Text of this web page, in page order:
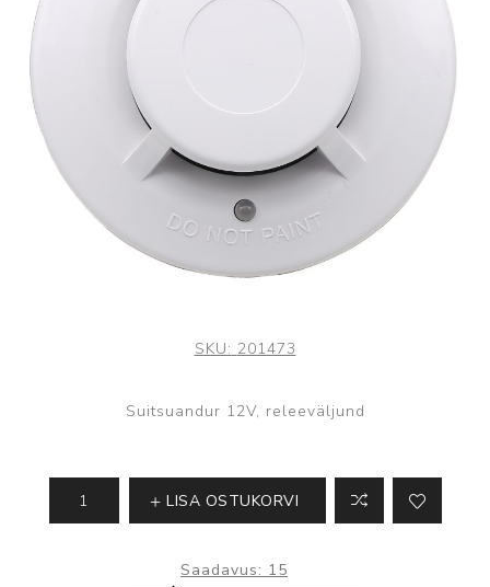
SKU: 201473
Suitsuandur 12V, releeväljund
LISA OSTUKORVI
Saadavus: 15